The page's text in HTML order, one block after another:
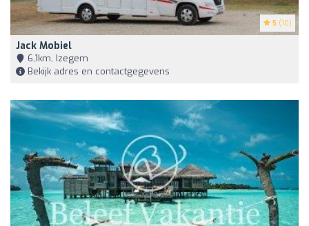
5 (10)
Jack Mobiel
6,1km, Izegem
Bekijk adres en contactgegevens